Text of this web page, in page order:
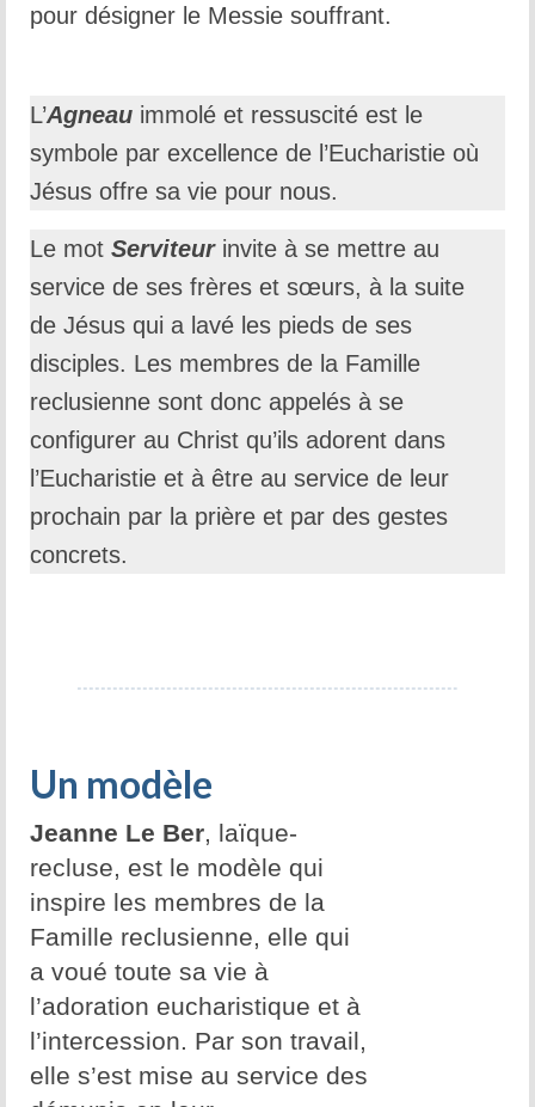
pour désigner le Messie souffrant.
L’Agneau immolé et ressuscité est le
symbole par excellence de l’Eucharistie où
Jésus offre sa vie pour nous.
Le mot Serviteurinvite à se mettre au
service de ses frères et sœurs, à la suite
de Jésus qui a lavé les pieds de ses
disciples. Les membres de la Famille
reclusienne sont donc appelés à se
configurer au Christ qu’ils adorent dans
l’Eucharistie et à être au service de leur
prochain par la prière et par des gestes
concrets.
Un modèle
Jeanne Le Ber , laïque-
recluse, est le modèle qui
inspire les membres de la
Famille reclusienne, elle qui
a voué toute sa vie à
l’adoration eucharistique et à
l’intercession. Par son travail,
elle s’est mise au service des